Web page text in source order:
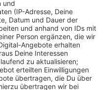
maximal auf das
dürfen sich dann
im Haushalt lebende
auf der großen